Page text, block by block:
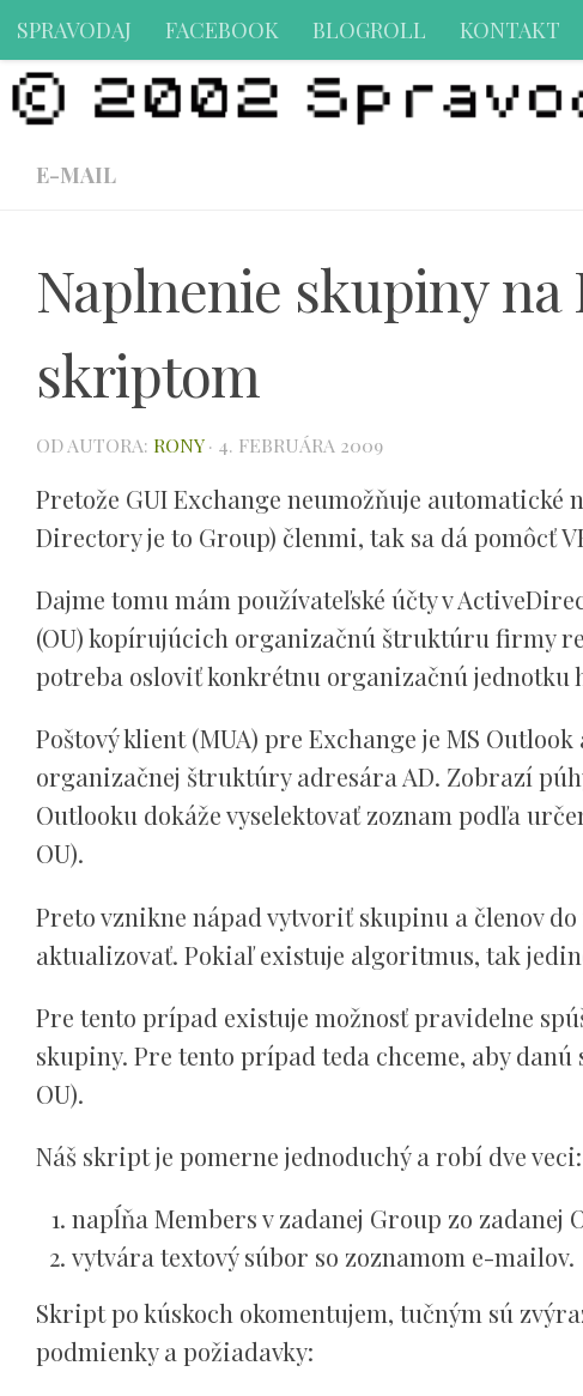
Preskočiť na obsah
SPRAVODAJ FACEBOOK BLOGROLL KONTAKT
E-MAIL
Naplnenie skupiny na
skriptom
OD AUTORA: RONY · 4. FEBRUÁRA 2009
Pretože GUI Exchange neumožňuje
Directory je to Group) členmi, tak sa dá pomôcť
Dajme tomu mám používateľské účty v
(OU) kopírujúcich organizačnú štruktúru firmy
potreba osloviť konkrétnu organizačnú jednotku
Poštový klient (MUA) pre Exchange je MS
organizačnej štruktúry adresára AD. Zobrazí
Outlooku dokáže vyselektovať zoznam podľa
OU).
Preto vznikne nápad vytvoriť skupinu a členov
aktualizovať. Pokiaľ existuje algoritmus, tak
Pre tento prípad existuje možnosť pravidelne
skupiny. Pre tento prípad teda chceme, aby
OU).
Náš skript je pomerne jednoduchý a robí dve veci:
napĺňa Members v zadanej Group zo zadanej
vytvára textový súbor so zoznamom e-mailov.
Skript po kúskoch okomentujem, tučným sú
podmienky a požiadavky: